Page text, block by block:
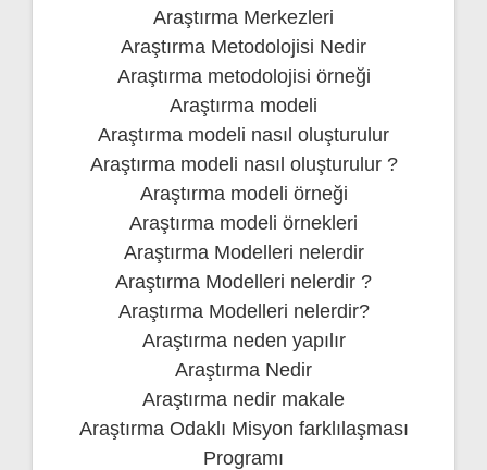
Araştırma Merkezleri
Araştırma Metodolojisi Nedir
Araştırma metodolojisi örneği
Araştırma modeli
Araştırma modeli nasıl oluşturulur
Araştırma modeli nasıl oluşturulur ?
Araştırma modeli örneği
Araştırma modeli örnekleri
Araştırma Modelleri nelerdir
Araştırma Modelleri nelerdir ?
Araştırma Modelleri nelerdir?
Araştırma neden yapılır
Araştırma Nedir
Araştırma nedir makale
Araştırma Odaklı Misyon farklılaşması
Programı